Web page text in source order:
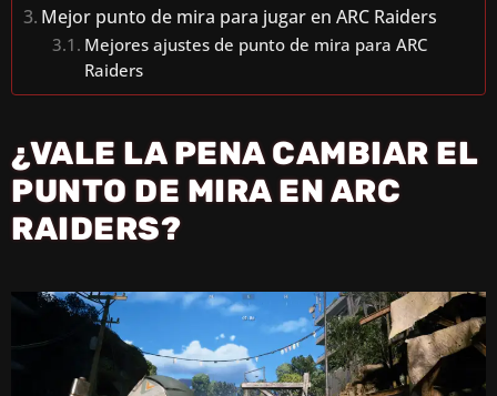
Mejor punto de mira para jugar en ARC Raiders
Mejores ajustes de punto de mira para ARC
Raiders
¿VALE LA PENA CAMBIAR EL
PUNTO DE MIRA EN ARC
RAIDERS?